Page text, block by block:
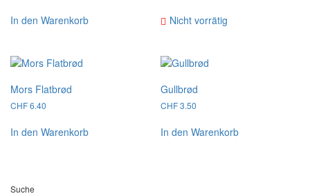
In den Warenkorb Nicht vorrätig
Mors Flatbrød
CHF6.40
In den Warenkorb
Gullbrød
CHF3.50
In den Warenkorb
Suche